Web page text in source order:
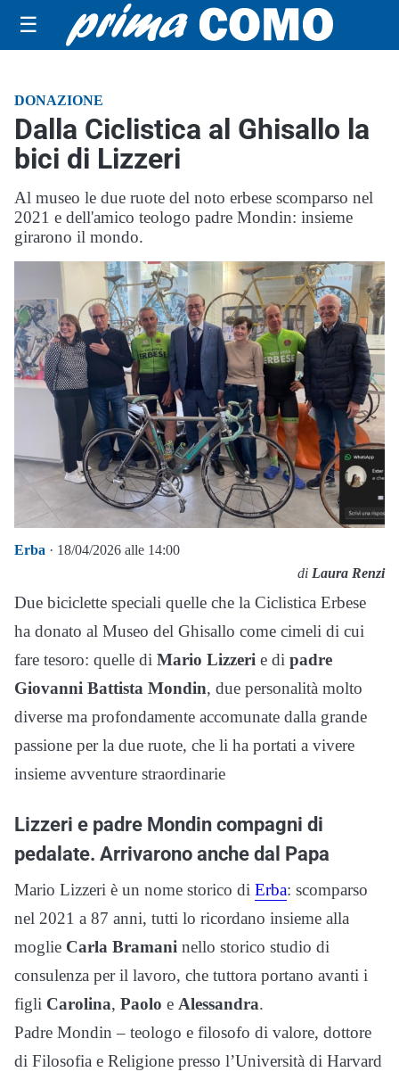
☰
DONAZIONE
Dalla Ciclistica al Ghisallo la
bici di Lizzeri
Al museo le due ruote del noto erbese scomparso nel
2021 e dell'amico teologo padre Mondin: insieme
girarono il mondo.
Erba · 18/04/2026 alle 14:00
di Laura Renzi
Due biciclette speciali quelle che la Ciclistica Erbese
ha donato al Museo del Ghisallo come cimeli di cui
fare tesoro: quelle di Mario Lizzeri e di padre
Giovanni Battista Mondin, due personalità molto
diverse ma profondamente accomunate dalla grande
passione per la due ruote, che li ha portati a vivere
insieme avventure straordinarie
Lizzeri e padre Mondin compagni di
pedalate. Arrivarono anche dal Papa
Mario Lizzeri è un nome storico di Erba: scomparso
nel 2021 a 87 anni, tutti lo ricordano insieme alla
moglie Carla Bramani nello storico studio di
consulenza per il lavoro, che tuttora portano avanti i
figli Carolina, Paolo e Alessandra.
Padre Mondin – teologo e filosofo di valore, dottore
di Filosofia e Religione presso l’Università di Harvard